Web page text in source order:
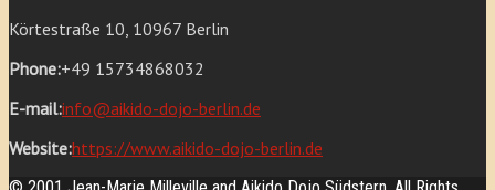
Körtestraße 10, 10967 Berlin
Phone:+49 15734868032
E-mail:info@aikido-dojo-berlin.de
Website:https://www.aikido-dojo-berlin.de